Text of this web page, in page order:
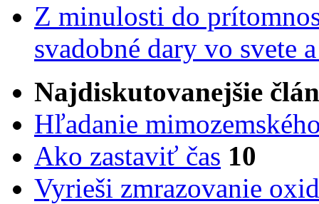
Z minulosti do
svadobné dary vo svete
Najdiskutovanejšie
Hľadanie
Ako zastaviť čas 10
Vyrieši zmrazovanie